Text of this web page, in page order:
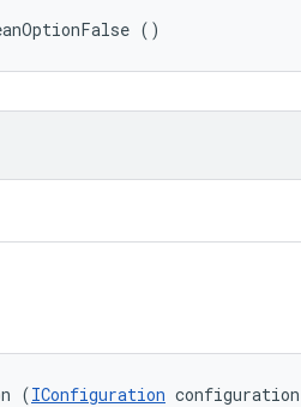
()
(IConfiguration